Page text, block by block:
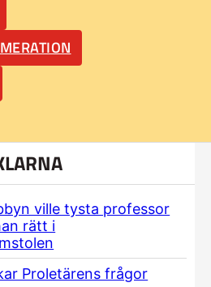
ville tysta professor
rätt i
Proletärens frågor